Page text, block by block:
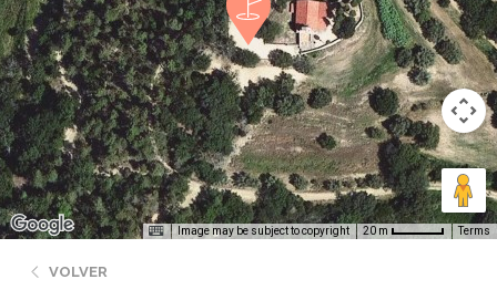
Image may be subject to copyright 20 m Terms
VOLVER